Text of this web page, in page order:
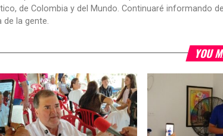
de Colombia y del Mundo. Continuaré informando
de la gente.
YOU